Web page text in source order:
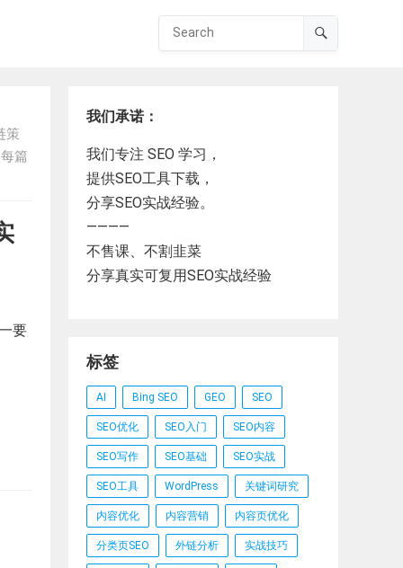
策
篇
要
我们承诺：
我们专注 SEO 学习，
提供SEO工具下载，
分享SEO实战经验。
————
不售课、不割韭菜
分享真实可复用SEO实战经验
标签
AI Bing SEO GEO SEO
SEO优化 SEO入门 SEO内容
SEO写作 SEO基础 SEO实战
SEO工具 WordPress 关键词研究
内容优化 内容营销 内容页优化
分类页SEO 外链分析 实战技巧